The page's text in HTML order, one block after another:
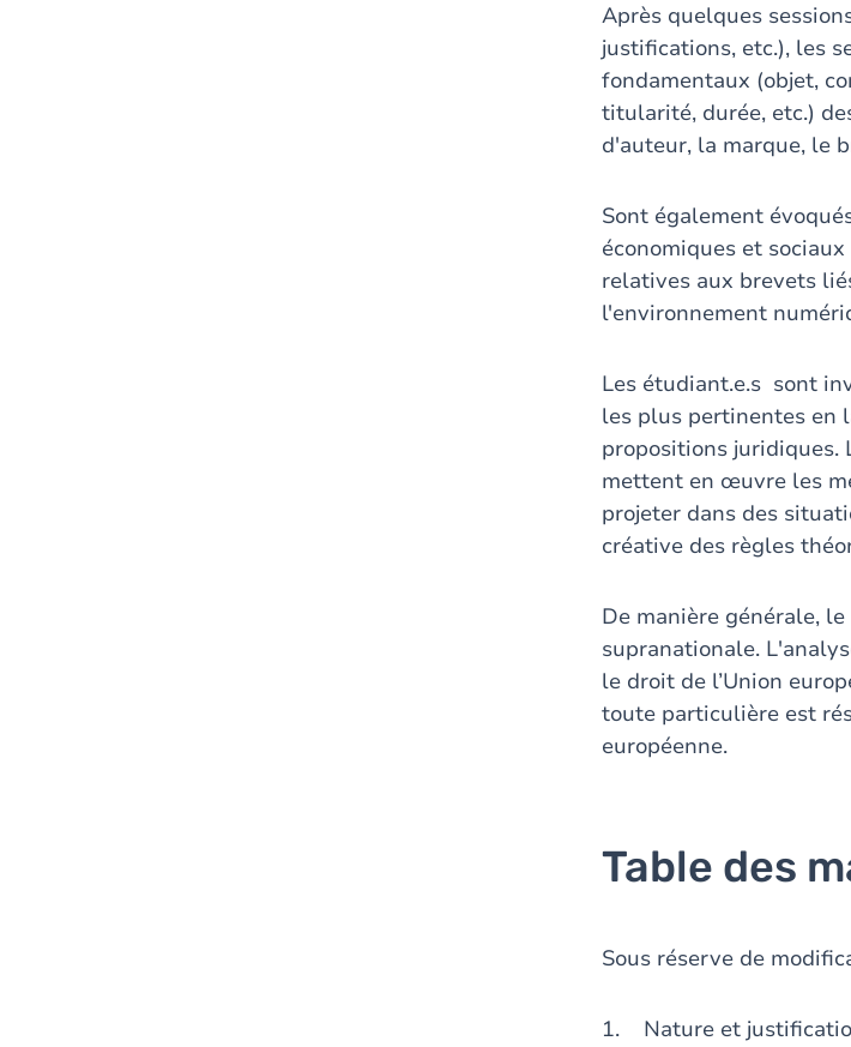
Après quelques
justifications, etc.), les
fondamentaux (objet,
titularité, durée, etc.)
d'auteur, la marque, le
Sont également
économiques et
relatives aux brevets
l'environnement
Les étudiant.e.s sont
les plus pertinentes en
propositions juridiques.
mettent en œuvre les
projeter dans des
créative des règles
De manière générale,
supranationale.
le droit de l’Union
toute particulière est
européenne.
Table des
Sous réserve de
1. Nature et